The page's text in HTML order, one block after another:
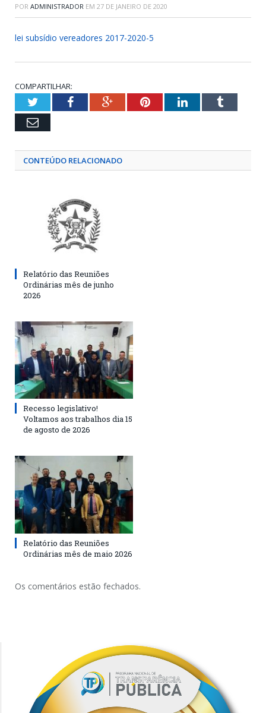
POR ADMINISTRADOR EM 27 DE JANEIRO DE 2020
lei subsídio vereadores 2017-2020-5
COMPARTILHAR:
TwitterFacebookGoogle+PinterestLinkedInTumblr
Email
CONTEÚDO RELACIONADO
Relatório das Reuniões
Ordinárias mês de junho
2026
Recesso legislativo!
Voltamos aos trabalhos dia 15
de agosto de 2026
Relatório das Reuniões
Ordinárias mês de maio 2026
Os comentários estão fechados.